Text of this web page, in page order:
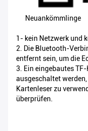
Neuankömmlinge
1- kein Netzwerk und
2. Die Bluetooth-
entfernt sein, um die
3. Ein eingebautes
ausgeschaltet
Kartenleser zu
überprüfen.